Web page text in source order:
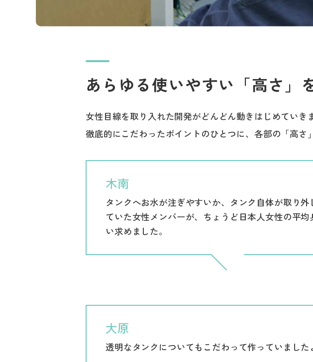
あらゆる使いやすい「高さ」
女性目線を取り入れた開発がどんどん動きはじめていき
徹底的にこだわったポイントのひとつに、各部の「高さ
木南
タンクへお水が注ぎやすいか、タンク自体が取り
ていた女性メンバーが、ちょうど日本人女性の平
い求めました。
大原
透明なタンクについてもこだわって作っていました